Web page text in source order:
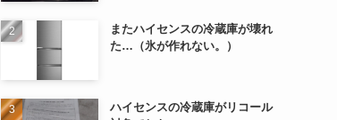
またハイセンスの冷蔵庫が壊れ
た…（氷が作れない。）
ハイセンスの冷蔵庫がリコール